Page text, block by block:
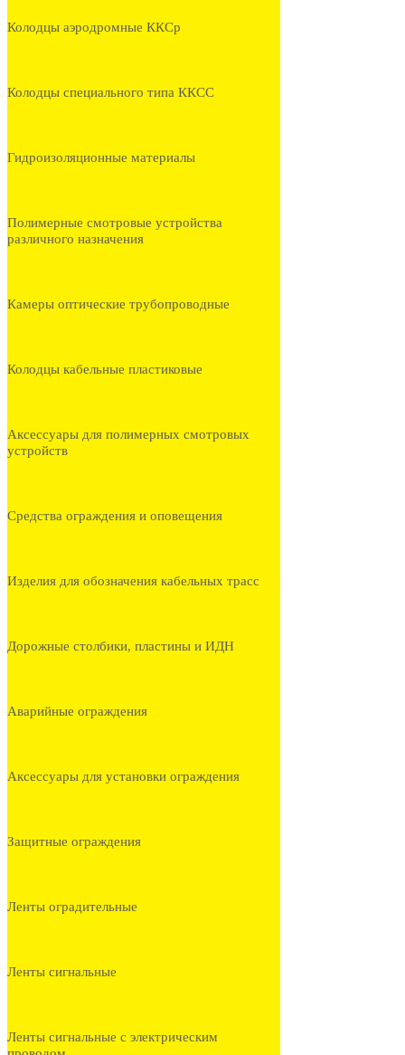
Колодцы аэродромные ККСр
Колодцы специального типа ККСС
Гидроизоляционные материалы
Полимерные смотровые устройства
различного назначения
Камеры оптические трубопроводные
Колодцы кабельные пластиковые
Аксессуары для полимерных смотровых
устройств
Средства ограждения и оповещения
Изделия для обозначения кабельных трасс
Дорожные столбики, пластины и ИДН
Аварийные ограждения
Аксессуары для установки ограждения
Защитные ограждения
Ленты оградительные
Ленты сигнальные
Ленты сигнальные с электрическим